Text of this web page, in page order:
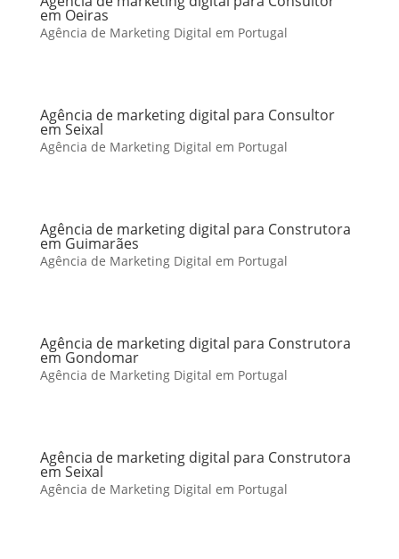
em Oeiras
Agência de Marketing Digital em Portugal
Agência de marketing digital para Consultor
em Seixal
Agência de Marketing Digital em Portugal
Agência de marketing digital para Construtora
em Guimarães
Agência de Marketing Digital em Portugal
Agência de marketing digital para Construtora
em Gondomar
Agência de Marketing Digital em Portugal
Agência de marketing digital para Construtora
em Seixal
Agência de Marketing Digital em Portugal